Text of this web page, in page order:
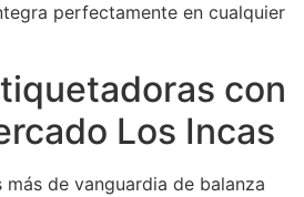
perfectamente en cualquier
con
Los Incas
más de vanguardia de balanza